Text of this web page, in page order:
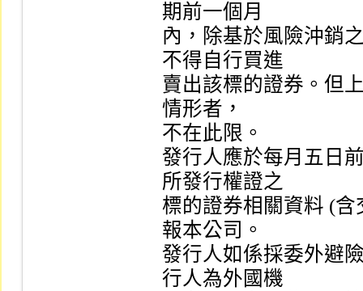
期前一個月
內，除基於風險沖銷
不得自行買進
賣出該標的證券。但
情形者，
不在此限。
發行人應於每月五日
所發行權證之
標的證券相關資料 (
報本公司。
發行人如係採委外避
行人為外國機